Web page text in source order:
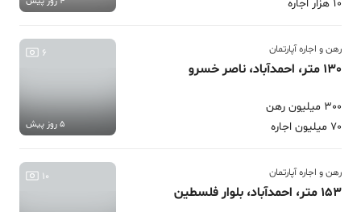
10 هزار اجاره
رهن و اجاره آپارتمان
130 متر، احمدآباد، ناصر خسرو
300 میلیون رهن
70 میلیون اجاره
6
5 روز پیش
رهن و اجاره آپارتمان
153 متر، احمدآباد، بلوار فلسطین
10